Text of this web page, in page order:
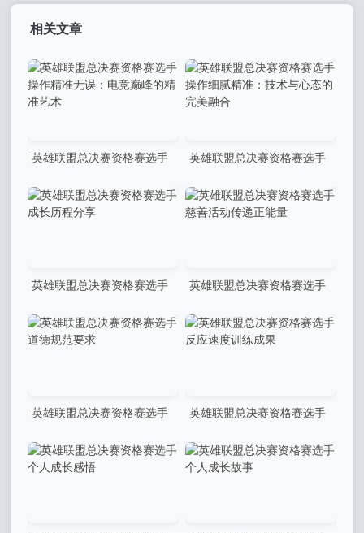
相关文章
英雄联盟总决赛资格赛选手
操作精准无误：电竞巅峰的精
准艺术
英雄联盟总决赛资格赛选手
操作细腻精准：技术与心态的
完美融合
英雄联盟总决赛资格赛选手
成长历程分享
英雄联盟总决赛资格赛选手
慈善活动传递正能量
英雄联盟总决赛资格赛选手
道德规范要求
英雄联盟总决赛资格赛选手
反应速度训练成果